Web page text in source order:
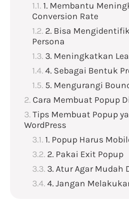
1. Membantu
Conversion Rate
2. Bisa
Persona
3. Meningkatkan
4. Sebagai Bentuk
5. Mengurangi
Cara Membuat Popup
Tips Membuat Popup
WordPress
1. Popup Harus
2. Pakai Exit Popup
3. Atur Agar Mudah
4. Jangan